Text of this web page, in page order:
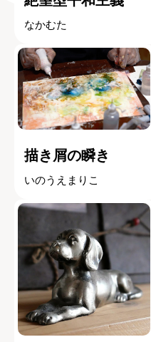
なかむた
描き屑の瞬き
いのうえまりこ